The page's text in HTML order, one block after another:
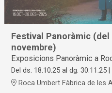
Festival Panoràmic (del
novembre)
Exposicions Panoràmic a
Del ds. 18.10.25 al dg. 30.11.25
Roca Umbert Fàbrica de les